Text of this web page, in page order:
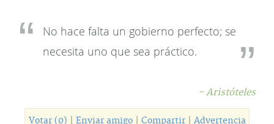
No hace falta un gobierno perfecto; se
necesita uno que sea práctico.
- Aristóteles
Votar (0) Enviar amigo| Compartir| Advertencia